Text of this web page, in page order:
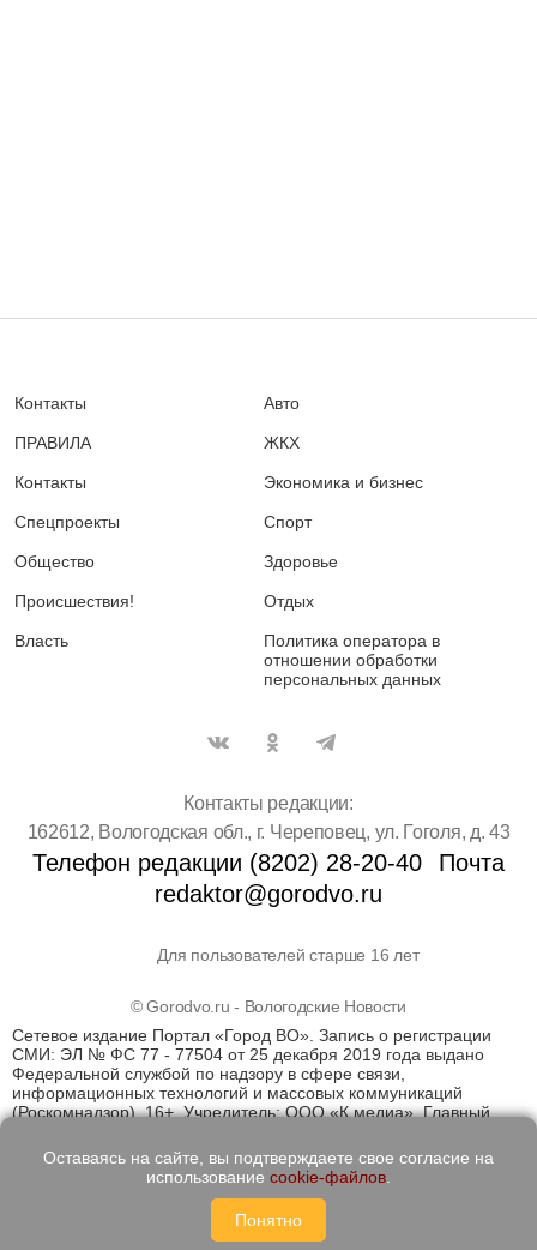
Контакты
ПРАВИЛА
Контакты
Спецпроекты
Общество
Происшествия!
Власть
Авто
ЖКХ
Экономика и бизнес
Спорт
Здоровье
Отдых
Политика оператора в
отношении обработки
персональных данных
Контакты редакции:
162612, Вологодская обл., г. Череповец, ул. Гоголя, д. 43
Телефон редакции (8202) 28-20-40
Почта
redaktor@gorodvo.ru
Для пользователей старше 16 лет
© Gorodvo.ru - Вологодские Новости
Сетевое издание Портал «Город ВО». Запись о регистрации
СМИ: ЭЛ № ФС 77 - 77504 от 25 декабря 2019 года выдано
Федеральной службой по надзору в сфере связи,
информационных технологий и массовых коммуникаций
(Роскомнадзор). 16+. Учредитель: ООО «К медиа». Главный
применяются рекомендательные технологии (информационные
технологии предоставления информации на основе сбора,
систематизации и анализа сведений, относящихся к
предпочтениям пользователей сети "Интернет", находящихся
на территории Российской Федерации)
Оставаясь на сайте, вы подтверждаете свое согласие на
использование cookie-файлов
Понятно